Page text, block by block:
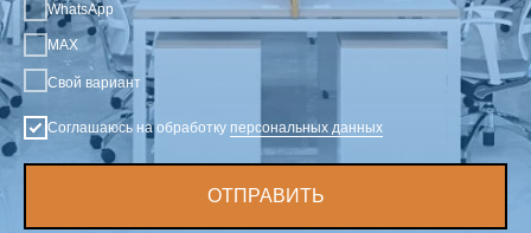
WhatsApp
MAX
Свой вариант
Соглашаюсь на обработку персональных данных
ОТПРАВИТЬ